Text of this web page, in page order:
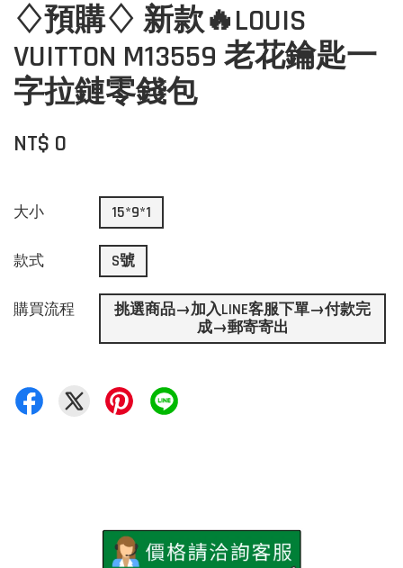
♢預購♢ 新款🔥LOUIS
VUITTON M13559 老花鑰匙一
字拉鏈零錢包
NT$ 0
大小 15*9*1
款式 S號
購買流程
挑選商品→加入LINE客服下單→付款完
成→郵寄寄出